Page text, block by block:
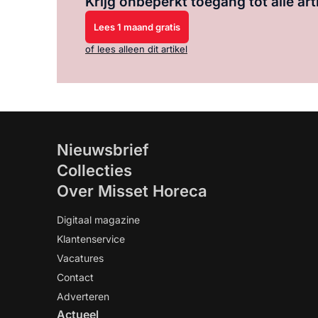
Lees 1 maand gratis
of lees alleen dit artikel
Nieuwsbrief
Collecties
Over Misset Horeca
Digitaal magazine
Klantenservice
Vacatures
Contact
Adverteren
Actueel